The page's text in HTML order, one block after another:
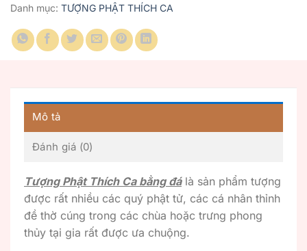
Danh mục: TƯỢNG PHẬT THÍCH CA
Mô tả
Đánh giá (0)
Tượng Phật Thích Ca bằng đálà sản phẩm tượng
được rất nhiều các quý phật tử, các cá nhân thỉnh
đề thờ cúng trong các chùa hoặc trưng phong
thủy tại gia rất được ưa chuộng.